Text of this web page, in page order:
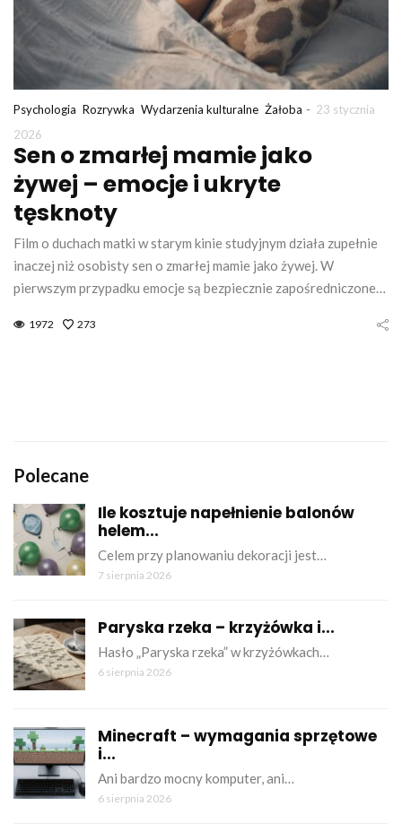
Psychologia Rozrywka Wydarzenia kulturalne Żałoba - 23 stycznia
2026
Sen o zmarłej mamie jako
żywej – emocje i ukryte
tęsknoty
Film o duchach matki w starym kinie studyjnym działa zupełnie
inaczej niż osobisty sen o zmarłej mamie jako żywej. W
pierwszym przypadku emocje są bezpiecznie zapośredniczone…
1972 273
Polecane
Ile kosztuje napełnienie balonów
helem...
Celem przy planowaniu dekoracji jest…
7 sierpnia 2026
Paryska rzeka – krzyżówka i...
Hasło „Paryska rzeka” w krzyżówkach…
6 sierpnia 2026
Minecraft – wymagania sprzętowe
i...
Ani bardzo mocny komputer, ani…
6 sierpnia 2026